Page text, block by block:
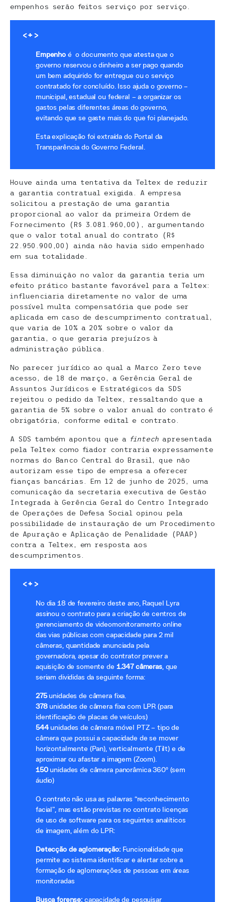
empenhos serão feitos serviço por serviço.
<+>
Empenho é o documento que atesta que o
governo reservou o dinheiro a ser pago quando
um bem adquirido for entregue ou o serviço
contratado for concluído. Isso ajuda o governo –
municipal, estadual ou federal – a organizar os
gastos pelas diferentes áreas do governo,
evitando que se gaste mais do que foi planejado.
Esta explicação foi extraída do Portal da
Transparência do Governo Federal.
Houve ainda uma tentativa da Teltex de reduzir
a garantia contratual exigida. A empresa
solicitou a prestação de uma garantia
proporcional ao valor da primeira Ordem de
Fornecimento (R$ 3.081.960,00), argumentando
que o valor total anual do contrato (R$
22.950.900,00) ainda não havia sido empenhado
em sua totalidade.
Essa diminuição no valor da garantia teria um
efeito prático bastante favorável para a Teltex:
influenciaria diretamente no valor de uma
possível multa compensatória que pode ser
aplicada em caso de descumprimento contratual,
que varia de 10% a 20% sobre o valor da
garantia, o que geraria prejuízos à
administração pública.
No parecer jurídico ao qual a Marco Zero teve
acesso, de 18 de março, a Gerência Geral de
Assuntos Jurídicos e Estratégicos da SDS
rejeitou o pedido da Teltex, ressaltando que a
garantia de 5% sobre o valor anual do contrato é
obrigatória, conforme edital e contrato.
A SDS também apontou que a fintech apresentada
pela Teltex como fiador contraria expressamente
normas do Banco Central do Brasil, que não
autorizam esse tipo de empresa a oferecer
fianças bancárias. Em 12 de junho de 2025, uma
comunicação da secretaria executiva de Gestão
Integrada à Gerência Geral do Centro Integrado
de Operações de Defesa Social opinou pela
possibilidade de instauração de um Procedimento
de Apuração e Aplicação de Penalidade (PAAP)
contra a Teltex, em resposta aos
descumprimentos.
<+>
No dia 18 de fevereiro deste ano, Raquel Lyra
assinou o contrato para a criação de centros de
gerenciamento de videomonitoramento online
das vias públicas com capacidade para 2 mil
câmeras, quantidade anunciada pela
governadora, apesar do contrator prever a
aquisição de somente de 1.347 câmeras, que
seriam divididas da seguinte forma:
275unidades de câmera fixa.
378unidades de câmera fixa com LPR (para
identificação de placas de veículos)
544unidades de câmera móvel PTZ – tipo de
câmera que possui a capacidade de se mover
horizontalmente (Pan), verticalmente (Tilt) e de
aproximar ou afastar a imagem (Zoom).
150unidades de câmera panorâmica 360º (sem
áudio)
O contrato não usa as palavras “reconhecimento
facial”, mas estão previstas no contrato licenças
de uso de software para os seguintes analíticos
de imagem, além do LPR:
Detecção de aglomeração:Funcionalidade que
permite ao sistema identificar e alertar sobre a
formação de aglomerações de pessoas em áreas
monitoradas
Busca forense: capacidade de pesquisar